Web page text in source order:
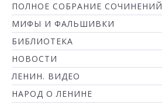
ПОЛНОЕ СОБРАНИЕ СОЧИНЕНИЙ
МИФЫ И ФАЛЬШИВКИ
БИБЛИОТЕКА
НОВОСТИ
ЛЕНИН. ВИДЕО
НАРОД О ЛЕНИНЕ